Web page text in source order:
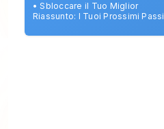
•Sbloccare il Tuo Miglior
Riassunto: I Tuoi Prossimi Passi